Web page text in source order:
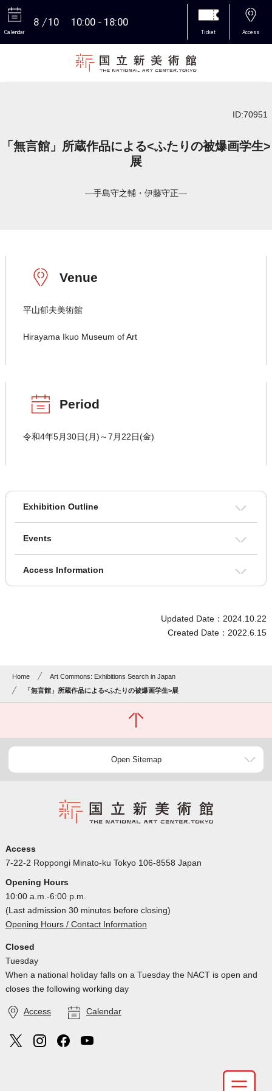
Calendar
8 10 10:00 18:00
Ticket Access
ID:70951
「無言館」所蔵作品による<ふたりの被爆画学生>
展
―手島守之輔・伊藤守正―
Venue
平山郁夫美術館
Hirayama Ikuo Museum of Art
Period
令和4年5月30日(月)～7月22日(金)
Exhibition Outline
Events
Access Information
Updated Date：2024.10.22
Created Date：2022.6.15
Home
Art Commons: Exhibitions Search in Japan
「無言館」所蔵作品による<ふたりの被爆画学生>展
Open Sitemap
Access
7-22-2 Roppongi Minato-ku Tokyo 106-8558 Japan
Opening Hours
10:00 a.m.-6:00 p.m.
(Last admission 30 minutes before closing)
Opening Hours / Contact Information
Closed
Tuesday
When a national holiday falls on a Tuesday the NACT is open and
closes the following working day
Access Calendar